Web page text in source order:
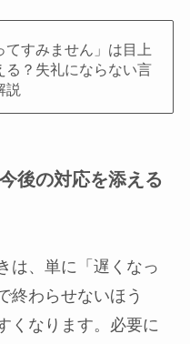
てすみません」は目上
る？失礼にならない言
説
後の対応を添える
は、単に「遅くなっ
終わらせないほう
くなります。必要に